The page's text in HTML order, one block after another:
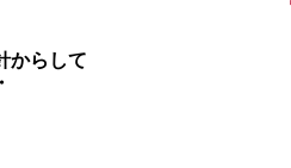
からして